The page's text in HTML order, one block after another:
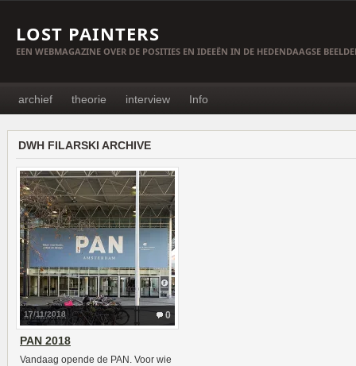
LOST PAINTERS
EEN WEBMAGAZINE OVER DE POSITIES EN IDEEËN IN DE HEDENDAAGSE
archief theorie interview Info
DWH FILARSKI ARCHIVE
0
17/11/2018
PAN 2018
Vandaag opende de PAN. Voor wie